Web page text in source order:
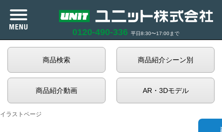
0120-490-336 平日8:30〜17:00まで
カタログ紹介
商品紹介
商品検索 商品紹介シーン別
商品紹介動画 AR・3Dモデル
イラストページ